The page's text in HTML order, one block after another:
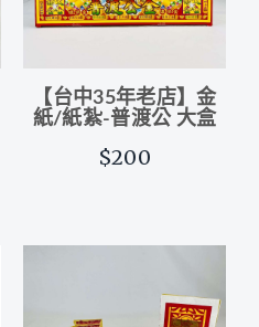
【台中35年老店】金
紙/紙紮-普渡公 大盒
$200